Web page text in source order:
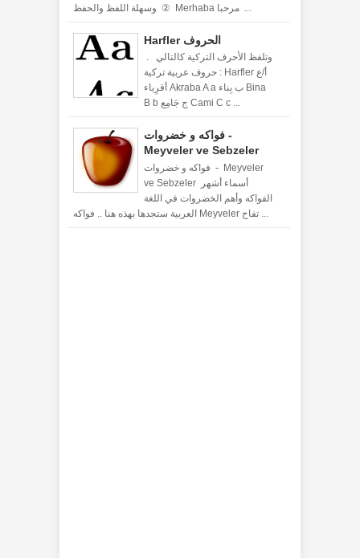
Harfler الحروف
: حروف عربية تركية Harfler أ/ع
أقرِباء Akraba A a ب بِناء Bina
B b ج جَامِع Cami C c ...
فواكه و خضروات -
Meyveler ve Sebzeler
فواكه و خضروات - Meyveler
ve Sebzeler أسماء أشهر
الفواكه وأهم الخضروات في اللغة